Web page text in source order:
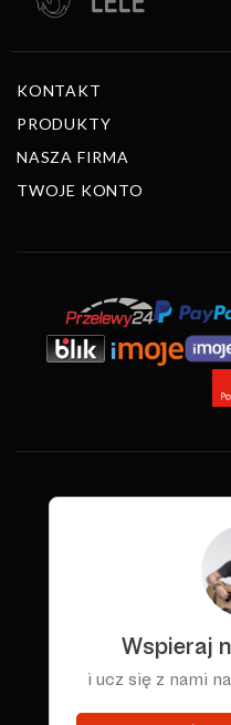
KONTAKT
PRODUKTY
NASZA FIRMA
TWOJE KONTO